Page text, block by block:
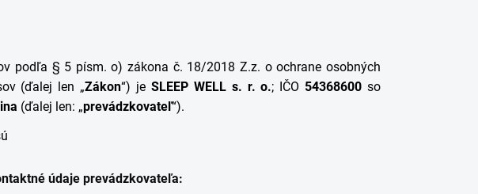
podľa § 5 písm. o) zákona č. 18/2018 Z.z. o ochrane osobných
(ďalej len „Zákon“) je SLEEP WELL s. r. o.; IČO 54368600 so
(ďalej len: „prevádzkovateľ“).
údaje prevádzkovateľa: